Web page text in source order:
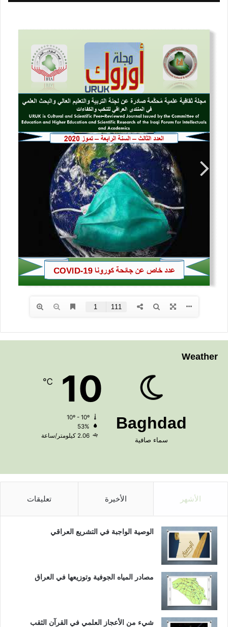
Weather
Baghdad
سماء صافية
10
℃
53%
2.06 كيلومتر/ساعة
الأشهر الأخيرة تعليقات
الوصية الواجبة في التشريع العراقي
مصادر المياه الجوفية وتوزيعها في العراق
شيء من الأعجاز العلمي في القرآن الثقب